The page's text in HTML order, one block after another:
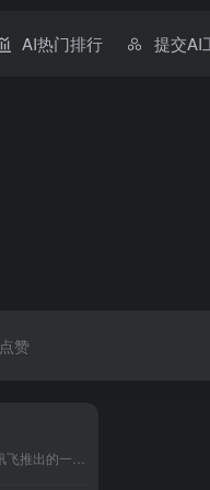
AI热门排行 提交AI
点赞